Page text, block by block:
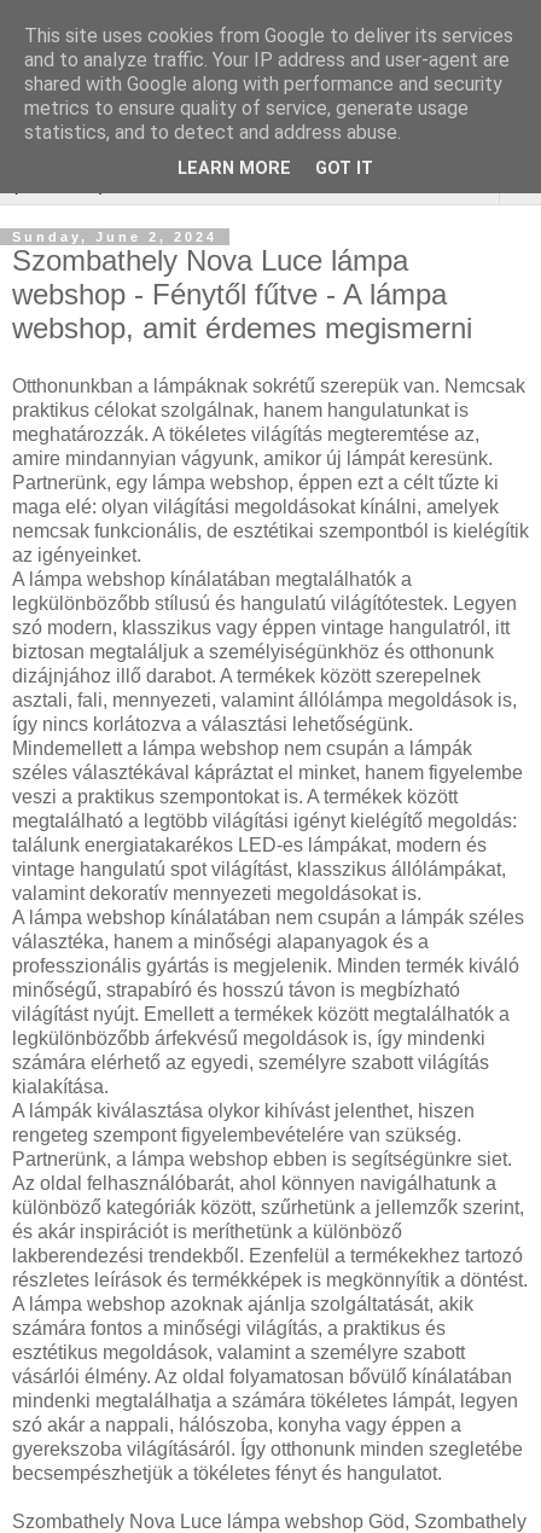
Keresőoptimalizálás :
gépjármű felmérés
Sunday, June 2, 2024
Szombathely Nova Luce lámpa
webshop - Fénytől fűtve - A lámpa
webshop, amit érdemes megismerni
Otthonunkban a lámpáknak sokrétű szerepük van. Nemcsak
praktikus célokat szolgálnak, hanem hangulatunkat is
meghatározzák. A tökéletes világítás megteremtése az,
amire mindannyian vágyunk, amikor új lámpát keresünk.
Partnerünk, egy lámpa webshop, éppen ezt a célt tűzte ki
maga elé: olyan világítási megoldásokat kínálni, amelyek
nemcsak funkcionális, de esztétikai szempontból is kielégítik
az igényeinket.
A lámpa webshop kínálatában megtalálhatók a
legkülönbözőbb stílusú és hangulatú világítótestek. Legyen
szó modern, klasszikus vagy éppen vintage hangulatról, itt
biztosan megtaláljuk a személyiségünkhöz és otthonunk
dizájnjához illő darabot. A termékek között szerepelnek
asztali, fali, mennyezeti, valamint állólámpa megoldások is,
így nincs korlátozva a választási lehetőségünk.
Mindemellett a lámpa webshop nem csupán a lámpák
széles választékával kápráztat el minket, hanem figyelembe
veszi a praktikus szempontokat is. A termékek között
megtalálható a legtöbb világítási igényt kielégítő megoldás:
találunk energiatakarékos LED-es lámpákat, modern és
vintage hangulatú spot világítást, klasszikus állólámpákat,
valamint dekoratív mennyezeti megoldásokat is.
A lámpa webshop kínálatában nem csupán a lámpák széles
választéka, hanem a minőségi alapanyagok és a
professzionális gyártás is megjelenik. Minden termék kiváló
minőségű, strapabíró és hosszú távon is megbízható
világítást nyújt. Emellett a termékek között megtalálhatók a
legkülönbözőbb árfekvésű megoldások is, így mindenki
számára elérhető az egyedi, személyre szabott világítás
kialakítása.
A lámpák kiválasztása olykor kihívást jelenthet, hiszen
rengeteg szempont figyelembevételére van szükség.
Partnerünk, a lámpa webshop ebben is segítségünkre siet.
Az oldal felhasználóbarát, ahol könnyen navigálhatunk a
különböző kategóriák között, szűrhetünk a jellemzők szerint,
és akár inspirációt is meríthetünk a különböző
lakberendezési trendekből. Ezenfelül a termékekhez tartozó
részletes leírások és termékképek is megkönnyítik a döntést.
A lámpa webshop azoknak ajánlja szolgáltatását, akik
számára fontos a minőségi világítás, a praktikus és
esztétikus megoldások, valamint a személyre szabott
vásárlói élmény. Az oldal folyamatosan bővülő kínálatában
mindenki megtalálhatja a számára tökéletes lámpát, legyen
szó akár a nappali, hálószoba, konyha vagy éppen a
gyerekszoba világításáról. Így otthonunk minden szegletébe
becsempészhetjük a tökéletes fényt és hangulatot.
Szombathely Nova Luce lámpa webshop Göd, Szombathely
This site uses cookies from Google to deliver its services
and to analyze traffic. Your IP address and user-agent are
shared with Google along with performance and security
metrics to ensure quality of service, generate usage
statistics, and to detect and address abuse.
LEARN MORE GOT IT